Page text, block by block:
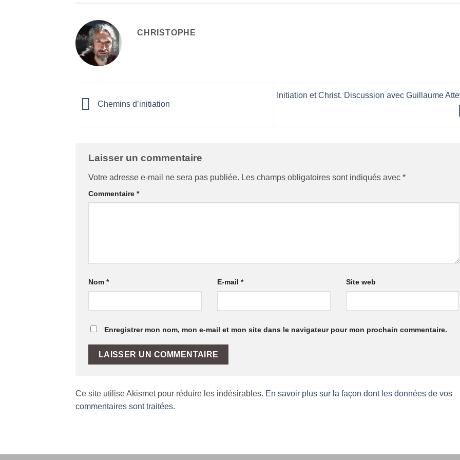
CHRISTOPHE
Chemins d’initiation
Initiation et Christ. Discussion avec Guillaume
Laisser un commentaire
Votre adresse e-mail ne sera pas publiée. Les champs obligatoires sont indiqués avec *
Commentaire *
Nom * E-mail * Site web
Enregistrer mon nom, mon e-mail et mon site dans le navigateur pour mon prochain commentaire.
Ce site utilise Akismet pour réduire les indésirables. En savoir plus sur la façon dont les données de vos
commentaires sont traitées.